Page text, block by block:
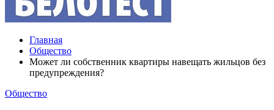
Главная
Общество
Может ли собственник квартиры навещать жильцов без
предупреждения?
Общество